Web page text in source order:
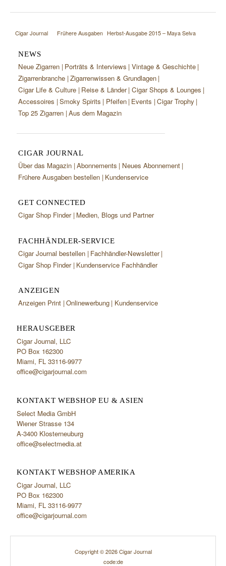
Cigar Journal Frühere Ausgaben Herbst-Ausgabe 2015 – Maya Selva
NEWS
Neue Zigarren Porträts & Interviews Vintage & Geschichte
Zigarrenbranche Zigarrenwissen & Grundlagen
Cigar Life & Culture Reise & Länder Cigar Shops & Lounges
Accessoires Smoky Spirits Pfeifen Events Cigar Trophy
Top 25 Zigarren Aus dem Magazin
CIGAR JOURNAL
Über das Magazin Abonnements
Neues Abonnement
Frühere Ausgaben bestellen Kundenservice
GET CONNECTED
Cigar Shop Finder Medien, Blogs und Partner
FACHHÄNDLER-SERVICE
Cigar Journal bestellen Fachhändler-Newsletter
Cigar Shop Finder Kundenservice Fachhändler
ANZEIGEN
Anzeigen Print Onlinewerbung Kundenservice
HERAUSGEBER
Cigar Journal, LLC
PO Box 162300
Miami, FL 33116-9977
office@cigarjournal.com
KONTAKT WEBSHOP EU & ASIEN
Select Media GmbH
Wiener Strasse 134
A-3400 Klosterneuburg
office@selectmedia.at
KONTAKT WEBSHOP AMERIKA
Cigar Journal, LLC
PO Box 162300
Miami, FL 33116-9977
office@cigarjournal.com
Copyright © 2026 Cigar Journal
code:de